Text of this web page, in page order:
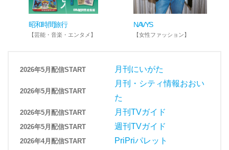
昭和時間旅行
【芸能・音楽・エンタメ】
NAVYS
【女性ファッション】
2026年5月配信START 月刊にいがた
2026年5月配信START
月刊・シティ情報おおい
た
2026年5月配信START 月刊TVガイド
2026年5月配信START 週刊TVガイド
2026年4月配信START PriPriパレット